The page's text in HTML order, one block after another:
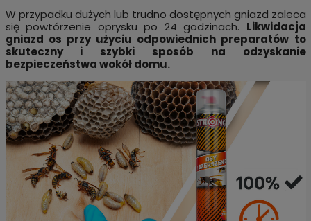
W przypadku dużych lub trudno dostępnych gniazd zaleca
się powtórzenie oprysku po 24 godzinach. Likwidacja
gniazd os przy użyciu odpowiednich preparatów to
skuteczny i szybki sposób na odzyskanie
bezpieczeństwa wokół domu.